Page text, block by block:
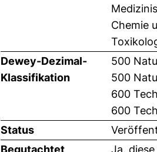
Chemie
Dewey-Dezimal-
Klassifikation
500
500
600
600
Status
Begutachtet
Ja,